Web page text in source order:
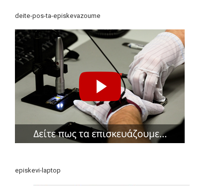
deite-pos-ta-episkevazoume
episkevi-laptop